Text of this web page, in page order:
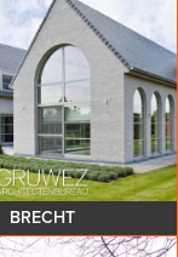
BRECHT